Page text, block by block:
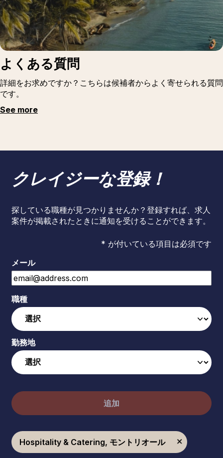
よくある質問
詳細をお求めですか？こちらは候補者からよく寄せられる質問
です。
See more
クレイジーな登録！
探している職種が見つかりませんか？登録すれば、求人
案件が掲載されたときに通知を受けることができます。
* が付いている項目は必須です
メール
職種
勤務地
追加
Hospitality & Catering, モントリオール